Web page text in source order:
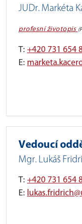
JUDr. Markéta
profesní životopis
T: +420 731 654
E:
Vedoucí
Mgr. Lukáš
T: +420 731 654
E: